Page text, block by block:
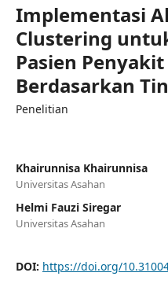
Implementasi
Clustering
Pasien
Berdasarkan
Penelitian
Khairunnisa Khairunnisa
Universitas Asahan
Helmi Fauzi Siregar
Universitas Asahan
DOI: https://doi.org/